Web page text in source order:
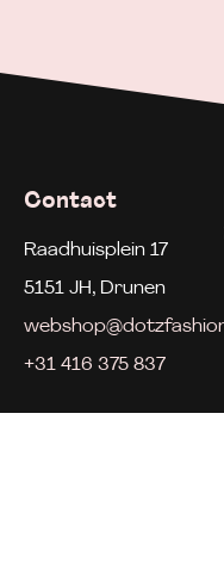
Contact
Raadhuisplein 17
5151 JH, Drunen
+31 416 375 837